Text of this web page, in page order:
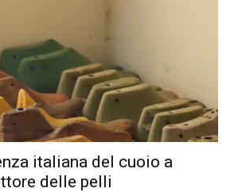
italiana del cuoio a
delle pelli